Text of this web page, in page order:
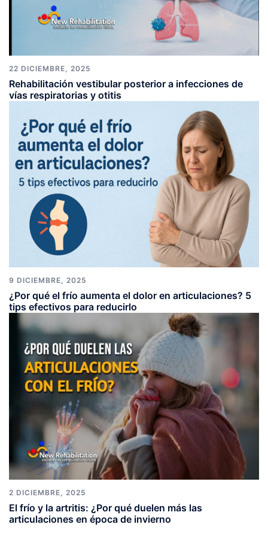
22 DICIEMBRE, 2025
Rehabilitación vestibular posterior a infecciones de
vías respiratorias y otitis
9 DICIEMBRE, 2025
¿Por qué el frío aumenta el dolor en articulaciones? 5
tips efectivos para reducirlo
2 DICIEMBRE, 2025
El frío y la artritis: ¿Por qué duelen más las
articulaciones en época de invierno